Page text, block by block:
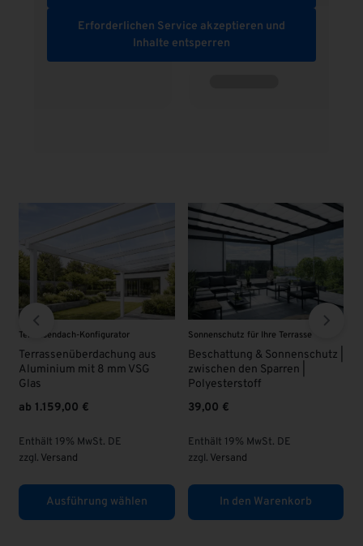
Erforderlichen Service akzeptieren und
Inhalte entsperren
Sonnenschutz für Ihre Terrasse
Beschattung & Sonnenschutz |
zwischen den Sparren |
Polyesterstoff
39,00€
Enthält 19% MwSt. DE
zzgl.Versand
In den Warenkorb
VSG - Glas
VSG Glas 8 mm | KLAR |
63,00€
Enthält 19% MwSt. DE
In den Warenkorb